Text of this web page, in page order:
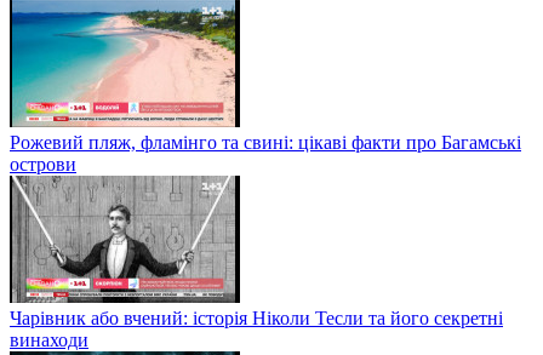
Рожевий пляж, фламінго та свині: цікаві факти про Багамські
острови
Чарівник або вчений: історія Ніколи Тесли та його секретні
винаходи